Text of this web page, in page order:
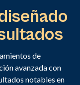
de
avanzada con
notables en